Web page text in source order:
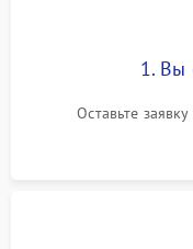
1. Вы
Оставьте